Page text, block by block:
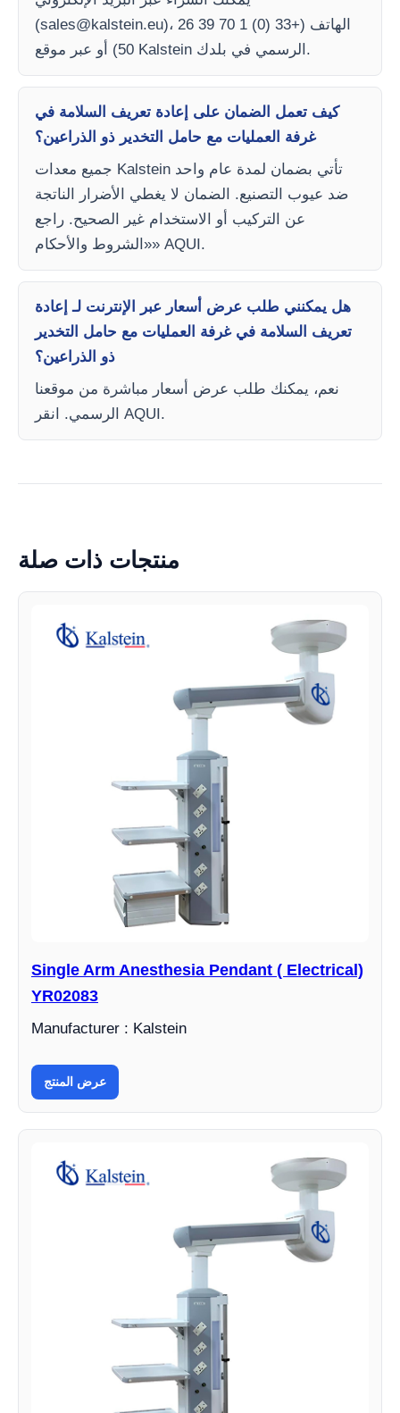
(sales@kalstein.eu)، الهاتف (+33 (0) 1 70 39 26
50) أو عبر موقع Kalstein الرسمي في بلدك.
كيف تعمل الضمان على إعادة تعريف السلامة في
غرفة العمليات مع حامل التخدير ذو الذراعين؟
جميع معدات Kalstein تأتي بضمان لمدة عام واحد
ضد عيوب التصنيع. الضمان لا يغطي الأضرار الناتجة
عن التركيب أو الاستخدام غير الصحيح. راجع
«الشروط والأحكام» AQUI.
هل يمكنني طلب عرض أسعار عبر الإنترنت لـ إعادة
تعريف السلامة في غرفة العمليات مع حامل التخدير
ذو الذراعين؟
نعم، يمكنك طلب عرض أسعار مباشرة من موقعنا
الرسمي. انقر AQUI.
منتجات ذات صلة
Single Arm Anesthesia Pendant ( Electrical)
YR02083
Manufacturer : Kalstein
عرض المنتج